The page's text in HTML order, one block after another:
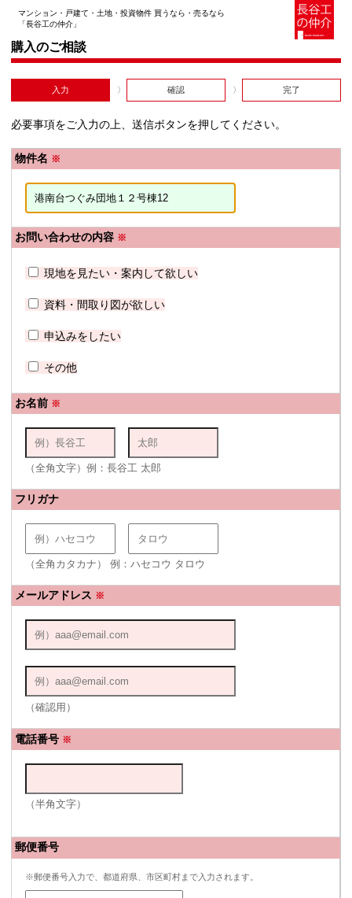
マンション・戸建て・土地・投資物件 買うなら・売るなら
「長谷工の仲介」
購入のご相談
入力 確認 完了
必要事項をご入力の上、送信ボタンを押してください。
物件名 ※
お問い合わせの内容 ※
現地を見たい・案内して欲しい
資料・間取り図が欲しい
申込みをしたい
その他
お名前 ※
（全角文字）例：長谷工 太郎
フリガナ
（全角カタカナ） 例：ハセコウ タロウ
メールアドレス ※
（確認用）
電話番号 ※
（半角文字）
郵便番号
※郵便番号入力で、都道府県、市区町村まで入力されます。